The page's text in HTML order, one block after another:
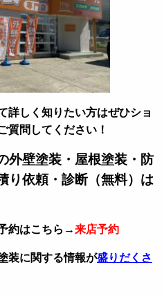
詳しく知りたい方はぜひショ
質問してください！
外壁塗装・屋根塗装・防
り依頼・診断（無料）は
約はこちら→来店予約
装に関する情報が盛りだくさ